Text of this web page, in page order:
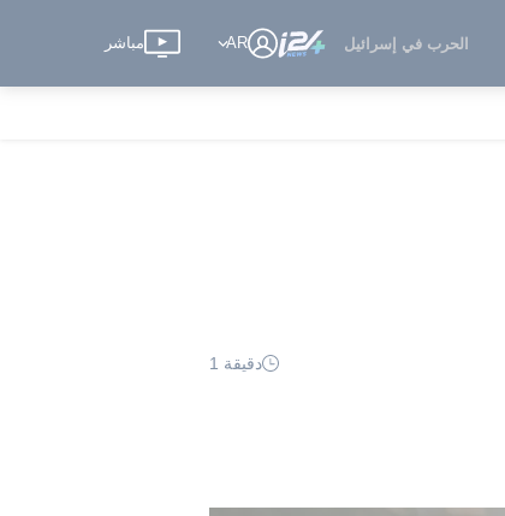
الحرب في إسرائيل AR مباشر
دقيقة 1